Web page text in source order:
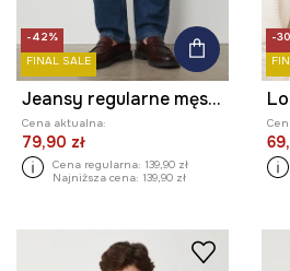
-42%
FINAL SALE
Jeansy regularne męskie
Cena aktualna:
79,90 zł
Cena regularna: 139,90 zł
Najniższa cena: 139,90 zł
-